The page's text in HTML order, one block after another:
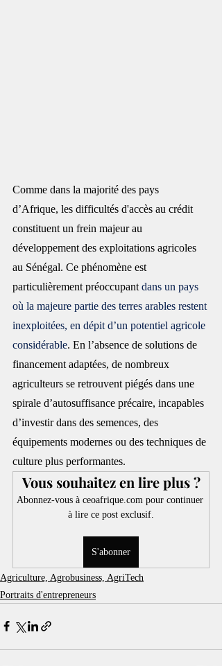
Comme dans la majorité des pays
d’Afrique, les difficultés d'accès au crédit
constituent un frein majeur au
développement des exploitations agricoles
au Sénégal. Ce phénomène est
particulièrement préoccupant dans un pays
où la majeure partie des terres arables restent
inexploitées, en dépit d’un potentiel agricole
considérable. En l’absence de solutions de
financement adaptées, de nombreux
agriculteurs se retrouvent piégés dans une
spirale d’autosuffisance précaire, incapables
d’investir dans des semences, des
équipements modernes ou des techniques de
culture plus performantes.
Vous souhaitez en lire plus ?
Abonnez-vous à ceoafrique.com pour continuer
à lire ce post exclusif.
S'abonner
Agriculture, Agrobusiness, AgriTech
Portraits d'entrepreneurs